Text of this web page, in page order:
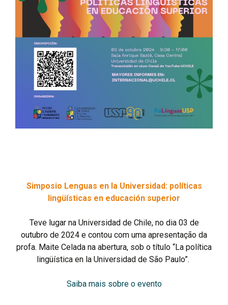
Simposio Lenguas en la Universidad: políticas
lingüísticas en educación superior
Teve lugar na Universidad de Chile, no dia 03 de
outubro de 2024 e contou com uma apresentação da
profa. Maite Celada na abertura, sob o título “La política
lingüística en la Universidad de São Paulo”.
Saiba mais sobre o evento